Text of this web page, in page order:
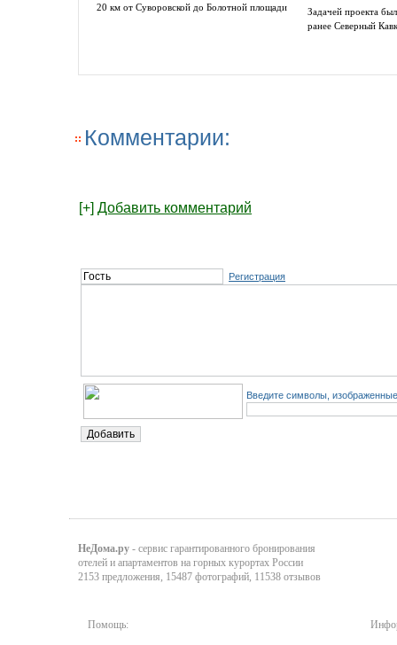
20 км от Суворовской до Болотной площади
Задачей проекта
ранее Северный
Комментарии:
[+] Добавить комментарий
Регистрация
Введите символы,
НеДома.ру - сервис гарантированного бронирования
отелей и апартаментов на горных курортах России
2153 предложения, 15487 фотографий, 11538 отзывов
Помощь: